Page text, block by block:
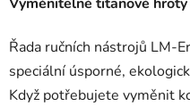
Řada ručních nástrojů LM-
speciální úsporné,
Když potřebujete vyměnit